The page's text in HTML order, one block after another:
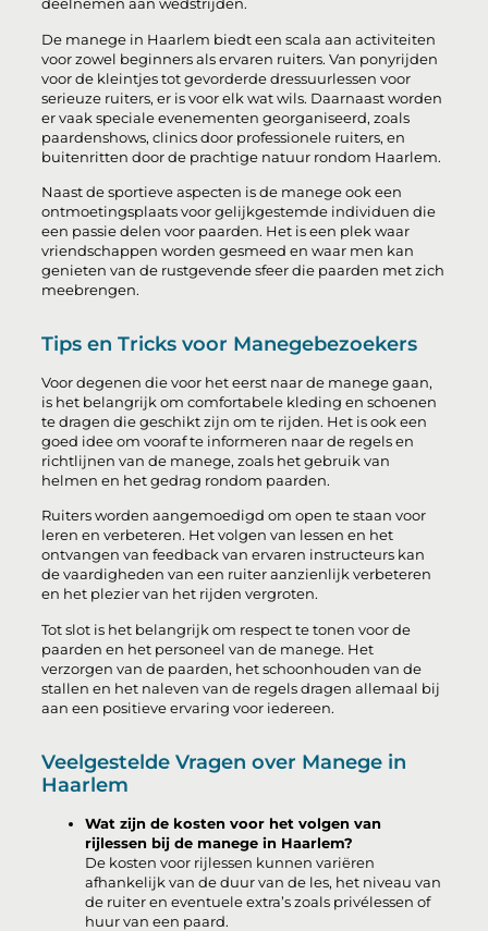
deelnemen aan wedstrijden.
De manege in Haarlem biedt een scala aan activiteiten
voor zowel beginners als ervaren ruiters. Van ponyrijden
voor de kleintjes tot gevorderde dressuurlessen voor
serieuze ruiters, er is voor elk wat wils. Daarnaast worden
er vaak speciale evenementen georganiseerd, zoals
paardenshows, clinics door professionele ruiters, en
buitenritten door de prachtige natuur rondom Haarlem.
Naast de sportieve aspecten is de manege ook een
ontmoetingsplaats voor gelijkgestemde individuen die
een passie delen voor paarden. Het is een plek waar
vriendschappen worden gesmeed en waar men kan
genieten van de rustgevende sfeer die paarden met zich
meebrengen.
Tips en Tricks voor Manegebezoekers
Voor degenen die voor het eerst naar de manege gaan,
is het belangrijk om comfortabele kleding en schoenen
te dragen die geschikt zijn om te rijden. Het is ook een
goed idee om vooraf te informeren naar de regels en
richtlijnen van de manege, zoals het gebruik van
helmen en het gedrag rondom paarden.
Ruiters worden aangemoedigd om open te staan voor
leren en verbeteren. Het volgen van lessen en het
ontvangen van feedback van ervaren instructeurs kan
de vaardigheden van een ruiter aanzienlijk verbeteren
en het plezier van het rijden vergroten.
Tot slot is het belangrijk om respect te tonen voor de
paarden en het personeel van de manege. Het
verzorgen van de paarden, het schoonhouden van de
stallen en het naleven van de regels dragen allemaal bij
aan een positieve ervaring voor iedereen.
Veelgestelde Vragen over Manege in
Haarlem
Wat zijn de kosten voor het volgen van
rijlessen bij de manege in Haarlem?
De kosten voor rijlessen kunnen variëren
afhankelijk van de duur van de les, het niveau van
de ruiter en eventuele extra’s zoals privélessen of
huur van een paard.